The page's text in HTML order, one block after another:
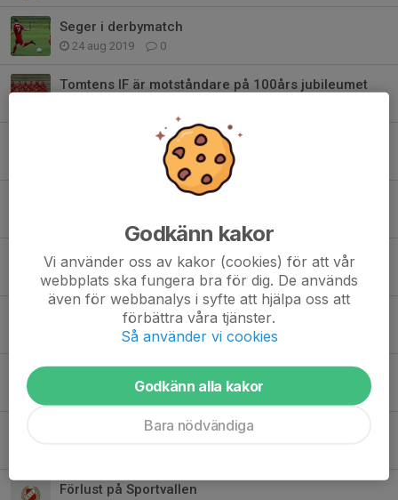
Seger i derbymatch
24 aug 2019 0
Tomtens IF är motståndare på 100års jubileumet
Tätt matchande efter längre uppehåll
Bortamatch mot Fröjered
Seger i derbyt
2 jun 2019 0
Derby mot Vartofta
29 maj 2019 0
26 maj 2019 0
Förlust på Sportvallen
Godkänn kakor
Vi använder oss av kakor (cookies) för att vår
webbplats ska fungera bra för dig. De används
även för webbanalys i syfte att hjälpa oss att
förbättra våra tjänster.
Så använder vi cookies
Godkänn alla kakor
Bara nödvändiga